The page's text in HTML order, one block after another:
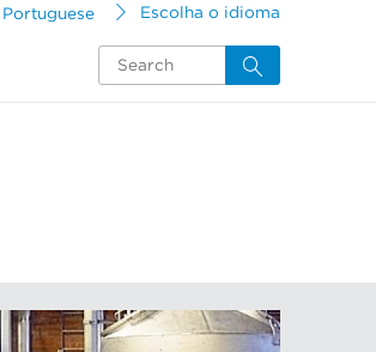
Portuguese Escolha o idioma